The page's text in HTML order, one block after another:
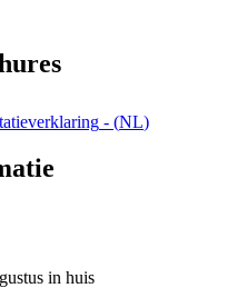
- (NL)
in huis